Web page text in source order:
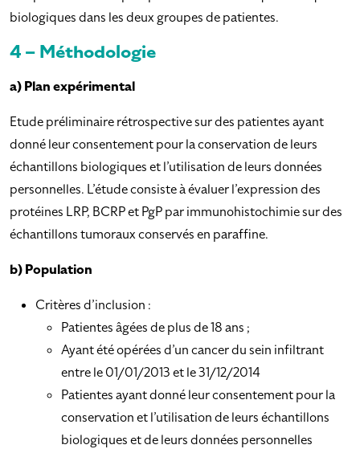
biologiques dans les deux groupes de patientes.
4 – Méthodologie
a) Plan expérimental
Etude préliminaire rétrospective sur des patientes ayant
donné leur consentement pour la conservation de leurs
échantillons biologiques et l’utilisation de leurs données
personnelles. L’étude consiste à évaluer l’expression des
protéines LRP, BCRP et PgP par immunohistochimie sur des
échantillons tumoraux conservés en paraffine.
b) Population
Critères d’inclusion :
Patientes âgées de plus de 18 ans ;
Ayant été opérées d’un cancer du sein infiltrant
entre le 01/01/2013 et le 31/12/2014
Patientes ayant donné leur consentement pour la
conservation et l’utilisation de leurs échantillons
biologiques et de leurs données personnelles